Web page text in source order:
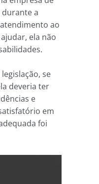
durante a
ao
ela não
se
deveria ter
e
em
foi